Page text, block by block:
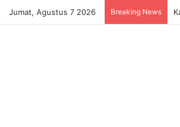
Jumat, Agustus 7 2026 Breaking News